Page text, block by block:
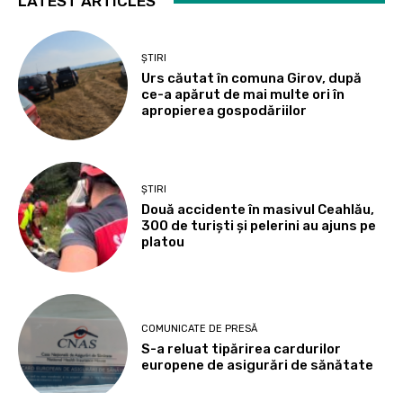
ȘTIRI
Urs căutat în comuna Girov, după
ce-a apărut de mai multe ori în
apropierea gospodăriilor
ȘTIRI
Două accidente în masivul Ceahlău,
300 de turiști și pelerini au ajuns pe
platou
COMUNICATE DE PRESĂ
S-a reluat tipărirea cardurilor
europene de asigurări de sănătate